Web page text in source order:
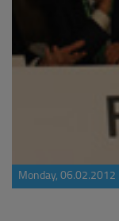
Monday, 06.02.2012